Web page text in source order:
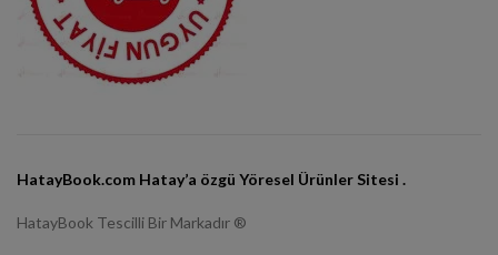
HatayBook.com Hatay’a özgü Yöresel Ürünler Sitesi .
HatayBook Tescilli Bir Markadır ®